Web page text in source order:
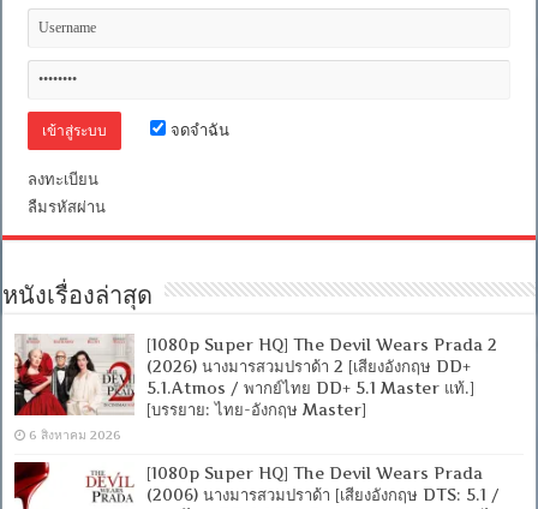
จดจำฉัน
ลงทะเบียน
ลืมรหัสผ่าน
หนังเรื่องล่าสุด
[1080p Super HQ] The Devil Wears Prada 2
(2026) นางมารสวมปราด้า 2 [เสียงอังกฤษ DD+
5.1.Atmos / พากย์ไทย DD+ 5.1 Master แท้.]
[บรรยาย: ไทย-อังกฤษ Master]
6 สิงหาคม 2026
[1080p Super HQ] The Devil Wears Prada
(2006) นางมารสวมปราด้า [เสียงอังกฤษ DTS: 5.1 /